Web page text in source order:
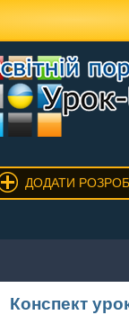
ДОДАТИ
Конспект